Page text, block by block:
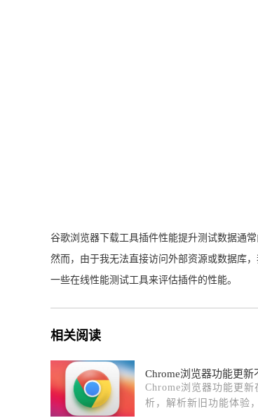
谷歌浏览器下载工具插件性能提升测试数据通
然而，由于我无法直接访问外部资源或数据库
一些在线性能测试工具来评估插件的性能。
相关阅读
Chrome浏览器功能更
Chrome浏览器功能更
析，解析新旧功能体验